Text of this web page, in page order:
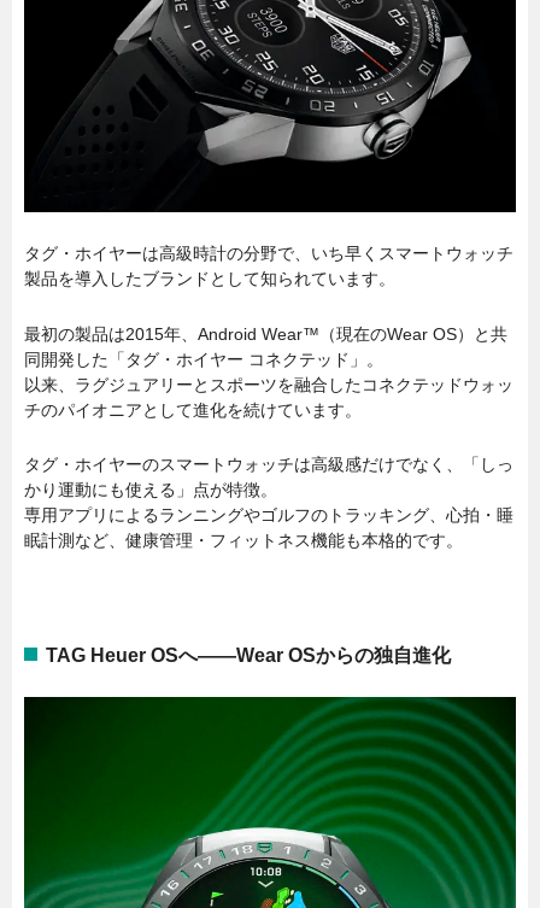
タグ・ホイヤーは高級時計の分野で、いち早くスマートウォッチ
製品を導入したブランドとして知られています。
最初の製品は2015年、Android Wear™（現在のWear OS）と共
同開発した「タグ・ホイヤー コネクテッド」。
以来、ラグジュアリーとスポーツを融合したコネクテッドウォッ
チのパイオニアとして進化を続けています。
タグ・ホイヤーのスマートウォッチは高級感だけでなく、「しっ
かり運動にも使える」点が特徴。
専用アプリによるランニングやゴルフのトラッキング、心拍・睡
眠計測など、健康管理・フィットネス機能も本格的です。
TAG Heuer OSへ――Wear OSからの独自進化